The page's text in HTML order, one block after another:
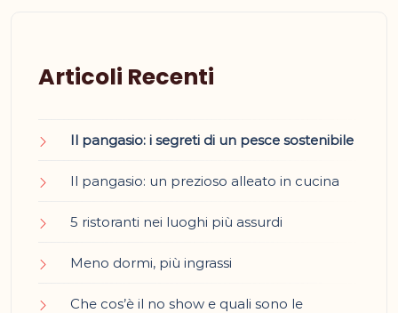
Articoli Recenti
Il pangasio: i segreti di un pesce sostenibile
Il pangasio: un prezioso alleato in cucina
5 ristoranti nei luoghi più assurdi
Meno dormi, più ingrassi
Che cos’è il no show e quali sono le